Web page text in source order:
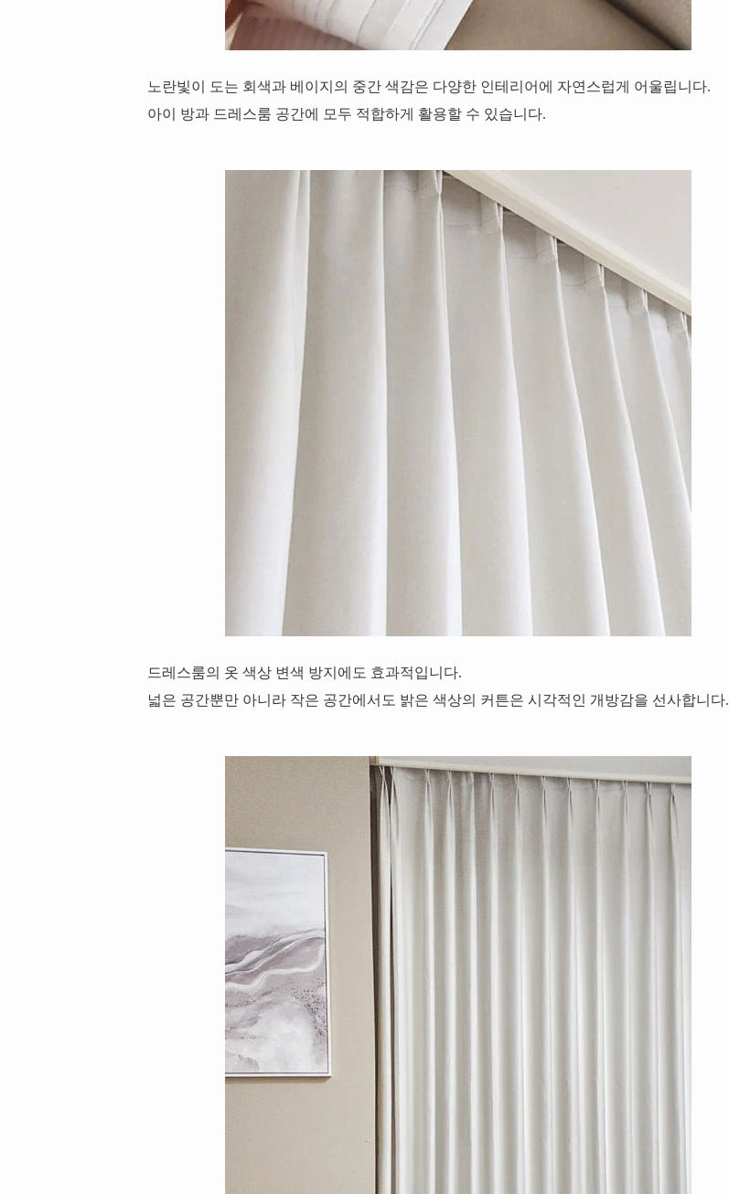
노란빛이 도는 회색과 베이지의 중간 색감은 다양한 인테리어에 자연스럽게 어울립니다.
아이 방과 드레스룸 공간에 모두 적합하게 활용할 수 있습니다.
드레스룸의 옷 색상 변색 방지에도 효과적입니다.
넓은 공간뿐만 아니라 작은 공간에서도 밝은 색상의 커튼은 시각적인 개방감을 선사합니다.